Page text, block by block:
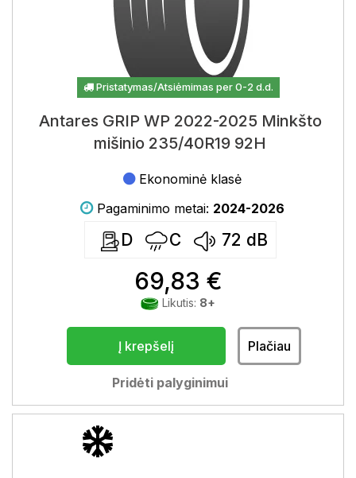
Pristatymas/Atsiėmimas per 0-2 d.d.
Antares GRIP WP 2022-2025 Minkšto
mišinio 235/40R19 92H
Ekonominė klasė
Pagaminimo metai: 2024-2026
D C 72 dB
69,83 €
Likutis: 8+
Į krepšelį Plačiau
Pridėti palyginimui